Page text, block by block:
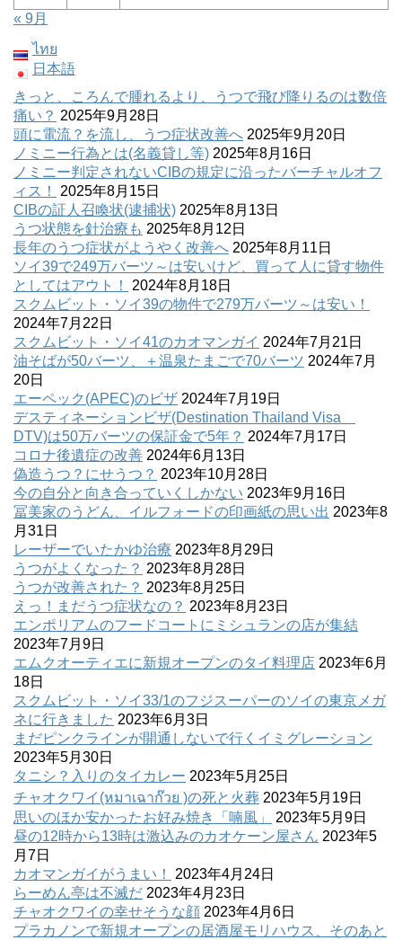
« 9月
ไทย
日本語
きっと、ころんで腫れるより、うつで飛び降りるのは数倍
痛い？ 2025年9月28日
頭に電流？を流し、うつ症状改善へ 2025年9月20日
ノミニー行為とは(名義貸し等) 2025年8月16日
ノミニー判定されないCIBの規定に沿ったバーチャルオフ
ィス！
2025年8月15日
CIBの証人召喚状(逮捕状) 2025年8月13日
うつ状態を針治療も 2025年8月12日
長年のうつ症状がようやく改善へ 2025年8月11日
ソイ39で249万バーツ～は安いけど、買って人に貸す物件
としてはアウト！
2024年8月18日
スクムビット・ソイ39の物件で279万バーツ～は安い！
2024年7月22日
スクムビット・ソイ41のカオマンガイ 2024年7月21日
油そばが50バーツ、＋温泉たまごで70バーツ 2024年7月
20日
エーペック(APEC)のビザ 2024年7月19日
デスティネーションビザ(Destination Thailand Visa
DTV)は50万バーツの保証金で5年？ 2024年7月17日
コロナ後遺症の改善 2024年6月13日
偽造うつ？にせうつ？ 2023年10月28日
今の自分と向き合っていくしかない 2023年9月16日
冨美家のうどん、イルフォードの印画紙の思い出 2023年8
月31日
レーザーでいたかゆ治療 2023年8月29日
うつがよくなった？ 2023年8月28日
うつが改善された？ 2023年8月25日
えっ！まだうつ症状なの？ 2023年8月23日
エンポリアムのフードコートにミシュランの店が集結
2023年7月9日
エムクオーティエに新規オープンのタイ料理店 2023年6月
18日
スクムビット・ソイ33/1のフジスーパーのソイの東京メガ
ネに行きました 2023年6月3日
まだピンクラインが開通しないで行くイミグレーション
2023年5月30日
タニシ？入りのタイカレー 2023年5月25日
チャオクワイ(หมาเฉาก๊วย )の死と火葬 2023年5月19日
思いのほか安かったお好み焼き「喃風」
2023年5月9日
昼の12時から13時は激込みのカオケーン屋さん 2023年5
月7日
カオマンガイがうまい！
2023年4月24日
らーめん亭は不滅だ 2023年4月23日
チャオクワイの幸せそうな顔 2023年4月6日
プラカノンで新規オープンの居酒屋モリハウス、そのあと